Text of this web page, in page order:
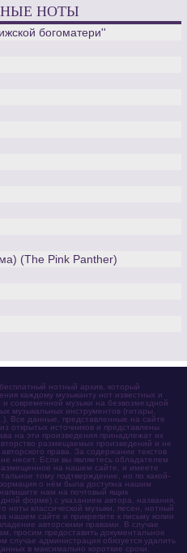
НОТЫ
богоматери''
(The Pink Panther)
нотный архив, который
каждому музыканту нот известных и
и современной музыки на безвозмездной
музыкальных инструментов (гитары,
Все данные, представленные на сайте
открытых источников и представлены
на эти произведения принадлежат их
размещаемых произведений и не
права. За содержание текстов
несет. Если вы являетесь обладателем
на нашем сайте, и имеете
тому подтверждение, но по какой-
о нём была доступна нашим
нам на почтовый ящик
форме) с указанием автора, названия,
ноты классической музыки, песен, нотный
нашем сайте и прикрепите к письму копии
авторскими правами. В случае
просим предоставить документальное
случае администрация обязуется удалить
в максимально короткие сроки.